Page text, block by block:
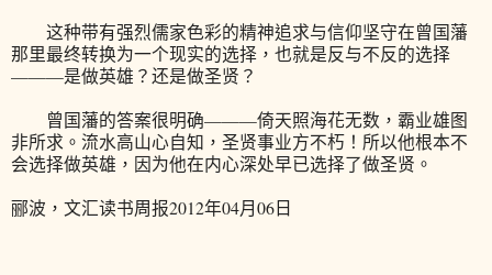
这种带有强烈儒家色彩的精神追求与信仰坚守在曾国藩
那里最终转换为一个现实的选择，也就是反与不反的选择
———是做英雄？还是做圣贤？
曾国藩的答案很明确———倚天照海花无数，霸业雄图
非所求。流水高山心自知，圣贤事业方不朽！所以他根本不
会选择做英雄，因为他在内心深处早已选择了做圣贤。
郦波，文汇读书周报2012年04月06日